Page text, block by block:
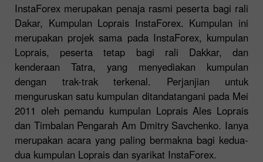
InstaForex merupakan penaja rasmi peserta bagi rali
Dakar, Kumpulan Loprais InstaForex. Kumpulan ini
merupakan projek sama pada InstaForex, kumpulan
Loprais, peserta tetap bagi rali Dakkar, dan
kenderaan Tatra, yang menyediakan kumpulan
dengan trak-trak terkenal. Perjanjian untuk
menguruskan satu kumpulan ditandatangani pada Mei
2011 oleh pemandu kumpulan Loprais Ales Loprais
dan Timbalan Pengarah Am Dmitry Savchenko. Ianya
merupakan acara yang paling bermakna bagi kedua-
dua kumpulan Loprais dan syarikat InstaForex.